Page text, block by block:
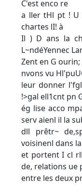
C'est enco re
a ller tHl pt ! U
chartes lI! à
Il ) D ans la
L~ndéYennec
Zent en G ourin;
nvons vu
leur donner
!>gal ell1cnt pn
ég lise acco
serv aienl il la
dll prêtr~
voisinenl dans
et portent I cl
de, relations ue
entre les deux